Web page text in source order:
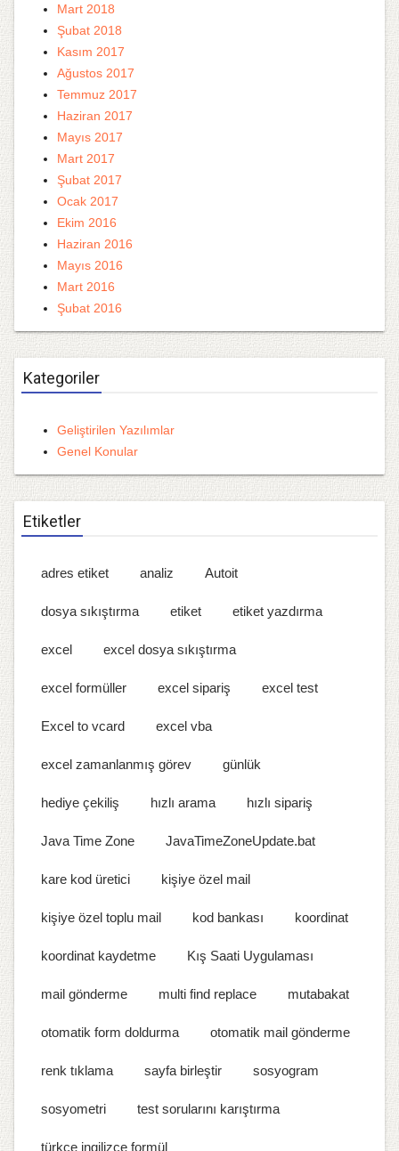
Mart 2018
Şubat 2018
Kasım 2017
Ağustos 2017
Temmuz 2017
Haziran 2017
Mayıs 2017
Mart 2017
Şubat 2017
Ocak 2017
Ekim 2016
Haziran 2016
Mayıs 2016
Mart 2016
Şubat 2016
Kategoriler
Geliştirilen Yazılımlar
Genel Konular
Etiketler
adres etiket analiz Autoit
dosya sıkıştırma etiket etiket yazdırma
excel excel dosya sıkıştırma
excel formüller excel sipariş excel test
Excel to vcard excel vba
excel zamanlanmış görev günlük
hediye çekiliş hızlı arama hızlı sipariş
Java Time Zone JavaTimeZoneUpdate.bat
kare kod üretici kişiye özel mail
kişiye özel toplu mail kod bankası koordinat
koordinat kaydetme Kış Saati Uygulaması
mail gönderme multi find replace mutabakat
otomatik form doldurma otomatik mail gönderme
renk tıklama sayfa birleştir sosyogram
sosyometri test sorularını karıştırma
türkçe ingilizce formül